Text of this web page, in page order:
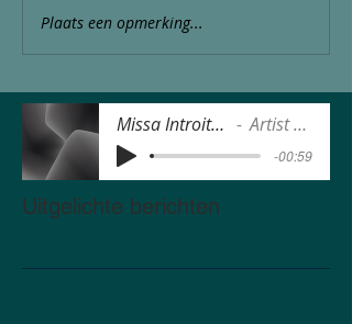
Plaats een opmerking...
Missa Introitus.MP3 Artist Name
-00:59
Uitgelichte berichten